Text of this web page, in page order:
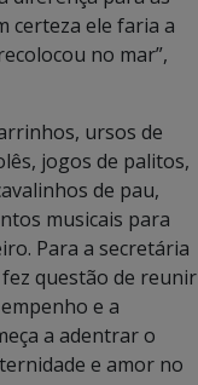
certeza ele faria a
no mar”,
ursos de
jogos de palitos,
de pau,
musicais para
Para a secretária
questão de reunir
e a
a adentrar o
e amor no